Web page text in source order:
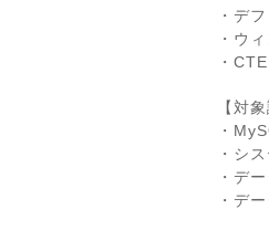
・デ
・ウ
・
【対
・
・シ
・デ
・デ